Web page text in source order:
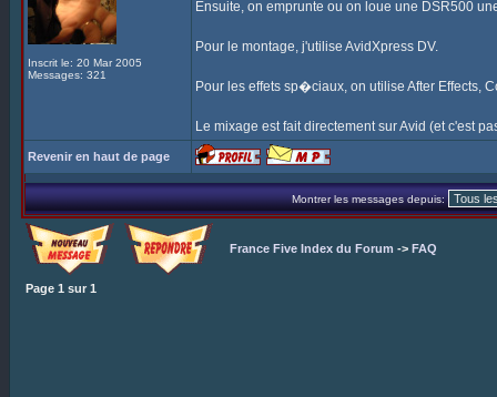
Inscrit le: 20 Mar 2005
Messages: 321
Ensuite, on emprunte ou on loue une DSR500
Pour le montage, j'utilise AvidXpress DV.
Pour les effets sp�ciaux, on utilise After Effects,
Le mixage est fait directement sur Avid (et c'est
Revenir en haut de page
Montrer les messages depuis:
France Five Index du Forum -> FAQ
Page 1 sur 1